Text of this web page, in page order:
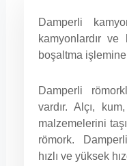
Damperli
kamyonlardır ve
boşaltma
Damperli
vardır. Alçı,
malzemelerini
römork.
hızlı ve yüksek